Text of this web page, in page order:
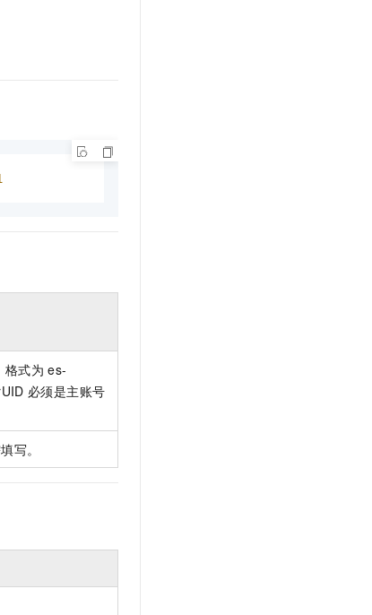
格式为 es-
必须是主账号
写。
从文本、图片、视频中提取结构化的属性信息
步搞定创意建站